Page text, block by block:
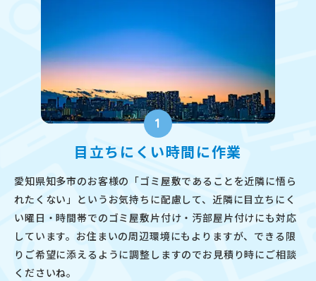
1
目立ちにくい時間に作業
愛知県知多市のお客様の「ゴミ屋敷であることを近隣に悟ら
れたくない」というお気持ちに配慮して、近隣に目立ちにく
い曜日・時間帯でのゴミ屋敷片付け・汚部屋片付けにも対応
しています。お住まいの周辺環境にもよりますが、できる限
りご希望に添えるように調整しますのでお見積り時にご相談
くださいね。